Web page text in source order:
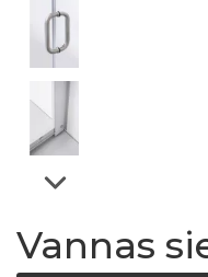
Vannas